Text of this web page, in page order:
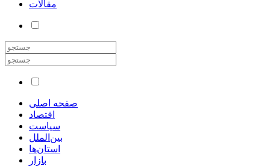
مقالات
صفحه اصلی
اقتصاد
سیاست
بین‌الملل
استان‌ها
بازار